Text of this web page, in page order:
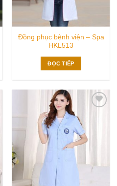
Đồng phục bệnh viện – Spa
HKL513
ĐỌC TIẾP